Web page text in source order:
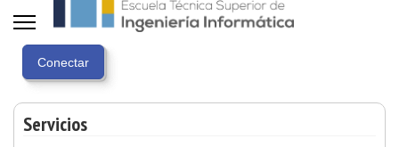
Servicios